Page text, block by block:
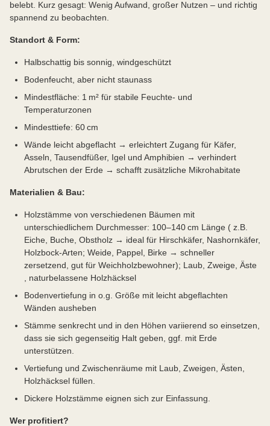
belebt. Kurz gesagt: Wenig Aufwand, großer Nutzen – und richtig
spannend zu beobachten.
Standort & Form:
Halbschattig bis sonnig, windgeschützt
Bodenfeucht, aber nicht staunass
Mindestfläche: 1 m² für stabile Feuchte- und
Temperaturzonen
Mindesttiefe: 60 cm
Wände leicht abgeflacht → erleichtert Zugang für Käfer,
Asseln, Tausendfüßer, Igel und Amphibien → verhindert
Abrutschen der Erde → schafft zusätzliche Mikrohabitate
Materialien & Bau:
Holzstämme von verschiedenen Bäumen mit
unterschiedlichem Durchmesser: 100–140 cm Länge ( z.B.
Eiche, Buche, Obstholz → ideal für Hirschkäfer, Nashornkäfer,
Holzbock-Arten; Weide, Pappel, Birke → schneller
zersetzend, gut für Weichholzbewohner); Laub, Zweige, Äste
, naturbelassene Holzhäcksel
Bodenvertiefung in o.g. Größe mit leicht abgeflachten
Wänden ausheben
Stämme senkrecht und in den Höhen variierend so einsetzen,
dass sie sich gegenseitig Halt geben, ggf. mit Erde
unterstützen.
Vertiefung und Zwischenräume mit Laub, Zweigen, Ästen,
Holzhäcksel füllen.
Dickere Holzstämme eignen sich zur Einfassung.
Wer profitiert?